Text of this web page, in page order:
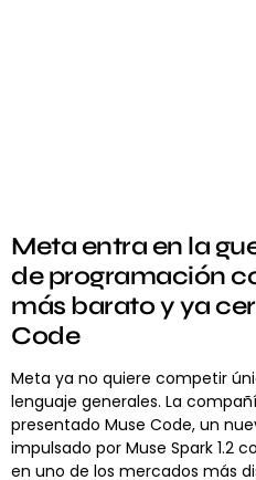
Meta entra en la
de programación
más barato y ya
Code
Meta ya no quiere competir
lenguaje generales. La
presentado Muse Code, un
impulsado por Muse Spark 1.2
en uno de los mercados más